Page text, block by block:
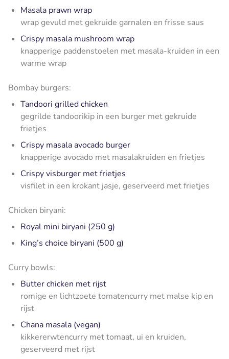
Masala prawn wrap
wrap gevuld met gekruide garnalen en frisse saus
Crispy masala mushroom wrap
knapperige paddenstoelen met masala-kruiden in een
warme wrap
Bombay burgers:
Tandoori grilled chicken
gegrilde tandoorikip in een burger met gekruide
frietjes
Crispy masala avocado burger
knapperige avocado met masalakruiden en frietjes
Crispy visburger met frietjes
visfilet in een krokant jasje, geserveerd met frietjes
Chicken biryani:
Royal mini biryani (250 g)
King’s choice biryani (500 g)
Curry bowls:
Butter chicken met rijst
romige en lichtzoete tomatencurry met malse kip en
rijst
Chana masala (vegan)
kikkererwtencurry met tomaat, ui en kruiden,
geserveerd met rijst